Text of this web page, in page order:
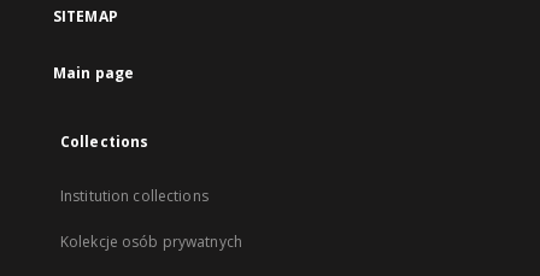
SITEMAP
Main page
Collections
Institution collections
Kolekcje osób prywatnych